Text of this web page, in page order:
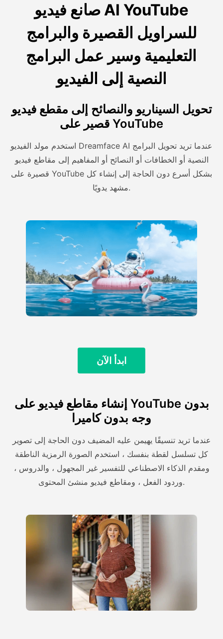
صانع فيديو AI YouTube
للسراويل القصيرة والبرامج
التعليمية وسير عمل البرامج
النصية إلى الفيديو
تحويل السيناريو والنصائح إلى مقطع فيديو
قصير على YouTube
استخدم مولد الفيديو Dreamface AI عندما تريد تحويل البرامج
النصية أو الخطافات أو النصائح أو المفاهيم إلى مقاطع فيديو
قصيرة على YouTube بشكل أسرع دون الحاجة إلى إنشاء كل
مشهد يدويًا.
ابدأ الآن
إنشاء مقاطع فيديو على YouTube بدون
وجه بدون كاميرا
عندما تريد تنسيقًا يهيمن عليه المضيف دون الحاجة إلى تصوير
كل تسلسل لقطة بنفسك ، استخدم الصورة الرمزية الناطقة
ومقدم الذكاء الاصطناعي للتفسير غير المجهول ، والدروس ،
وردود الفعل ، ومقاطع فيديو منشئ المحتوى.